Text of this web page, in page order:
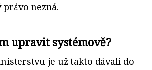
nezná.
upravit systémově?
je už takto dávali do